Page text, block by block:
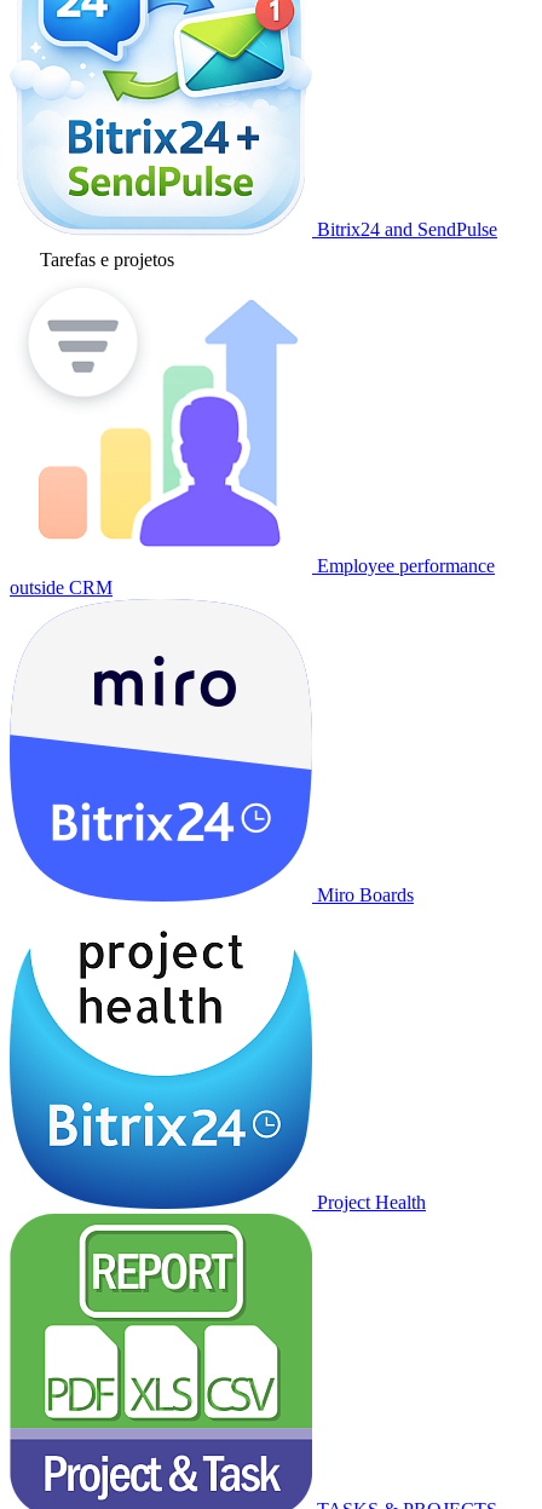
Bitrix24 and SendPulse
Tarefas e projetos
Employee performance
outside CRM
Miro Boards
Project Health